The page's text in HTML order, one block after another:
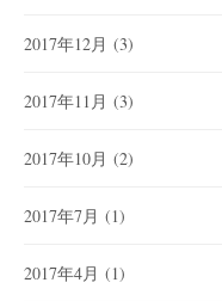
2017年12月 (3)
2017年11月 (3)
2017年10月 (2)
2017年7月 (1)
2017年4月 (1)